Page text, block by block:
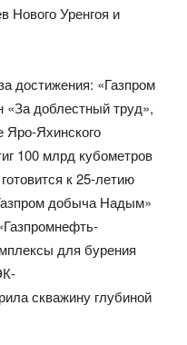
Нового Уренгоя и
достижения: «Газпром
«За доблестный труд»,
Яхинского
100 млрд кубометров
к 25-летию
добыча Надым»
для бурения
скважину глубиной